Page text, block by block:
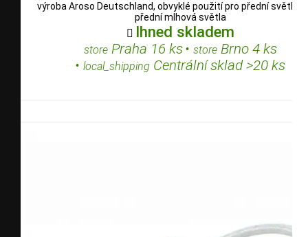
výroba Aroso Deutschland, obvyklé použití pro přední
přední mlhová světla
 Ihned skladem
storePraha 16 ks• storeBrno 4 ks
• local_shipping Centrální sklad >20 ks